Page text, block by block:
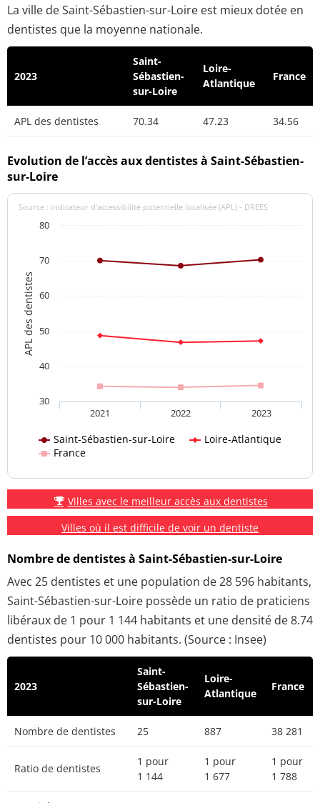
La ville de Saint-Sébastien-sur-Loire est mieux dotée en
dentistes que la moyenne nationale.
2023
Saint-
Sébastien-
sur-Loire
Loire-
Atlantique
France
APL des dentistes 70.34 47.23 34.56
Evolution de l’accès aux dentistes à Saint-Sébastien-
sur-Loire
APL des dentistes
Source : indicateur d’accessibilité potentielle localisée (APL) - DREES
Saint-Sébastien-sur-Loire
Loire-Atlantique
France
2021 2022 2023
30
40
50
60
70
80
Villes avec le meilleur accès aux dentistes
Villes où il est difficile de voir un dentiste
Nombre de dentistes à Saint-Sébastien-sur-Loire
Avec 25 dentistes et une population de 28 596 habitants,
Saint-Sébastien-sur-Loire possède un ratio de praticiens
libéraux de 1 pour 1 144 habitants et une densité de 8.74
dentistes pour 10 000 habitants. (Source : Insee)
2023
Saint-
Sébastien-
sur-Loire
Loire-
Atlantique
France
Nombre de dentistes 25 887 38 281
Ratio de dentistes
1 pour
1 144
1 pour
1 677
1 pour
1 788